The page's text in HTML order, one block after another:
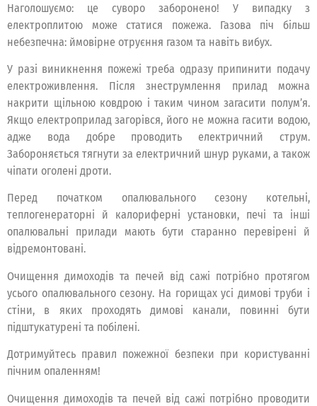
Наголошуємо: це суворо заборонено! У випадку з
електроплитою може статися пожежа. Газова піч більш
небезпечна: ймовірне отруєння газом та навіть вибух.
У разі виникнення пожежі треба одразу припинити подачу
електроживлення. Після знеструмлення прилад можна
накрити щільною ковдрою і таким чином загасити полум’я.
Якщо електроприлад загорівся, його не можна гасити водою,
адже вода добре проводить електричний струм.
Забороняється тягнути за електричний шнур руками, а також
чіпати оголені дроти.
Перед початком опалювального сезону котельні,
теплогенераторні й калориферні установки, печі та інші
опалювальні прилади мають бути старанно перевірені й
відремонтовані.
Очищення димоходів та печей від сажі потрібно протягом
усього опалювального сезону. На горищах усі димові труби і
стіни, в яких проходять димові канали, повинні бути
підштукатурені та побілені.
Дотримуйтесь правил пожежної безпеки при користуванні
пічним опаленням!
Очищення димоходів та печей від сажі потрібно проводити